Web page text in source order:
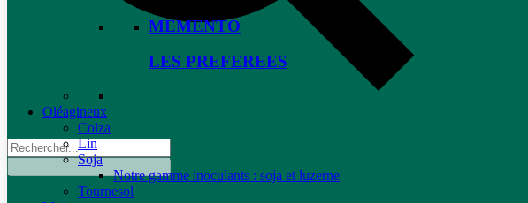
MEMENTO
LES PREFEREES
Oléagineux
Colza
Lin
Soja
Notre gamme inoculants : soja et luzerne
Tournesol